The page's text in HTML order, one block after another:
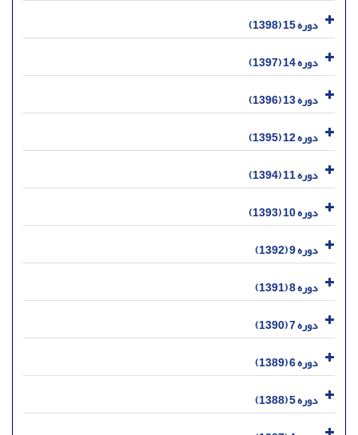
دوره 15 (1398)
دوره 14 (1397)
دوره 13 (1396)
دوره 12 (1395)
دوره 11 (1394)
دوره 10 (1393)
دوره 9 (1392)
دوره 8 (1391)
دوره 7 (1390)
دوره 6 (1389)
دوره 5 (1388)